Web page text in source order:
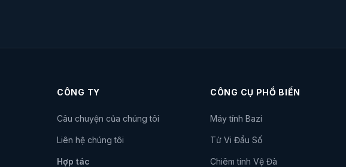
CÔNG TY
Câu chuyện của chúng tôi
Liên hệ chúng tôi
Hợp tác
CÔNG CỤ PHỔ BIẾN
Máy tính Bazi
Tử Vi Đẩu Số
Chiêm tinh Vệ Đà